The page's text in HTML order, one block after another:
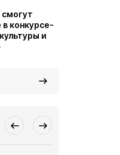
в конкурсе-
и